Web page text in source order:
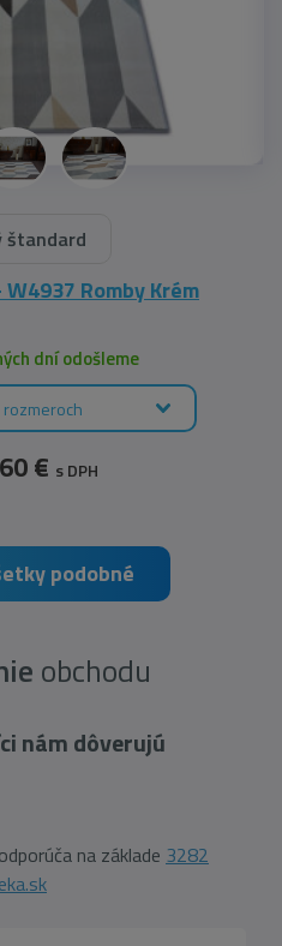
štandard
W4937 Romby Krém
dní odošleme
€ s DPH
podobné
obchodu
nám dôverujú
na základe 3282